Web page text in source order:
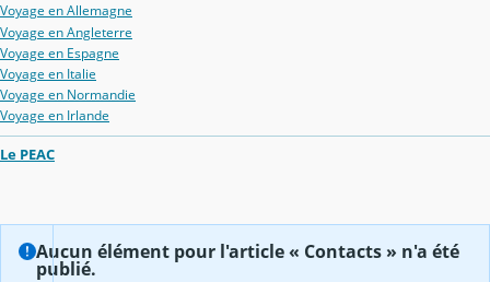
Voyage en Allemagne
Voyage en Angleterre
Voyage en Espagne
Voyage en Italie
Voyage en Normandie
Voyage en Irlande
Le PEAC
Aucun élément pour l'article « Contacts » n'a été
publié.